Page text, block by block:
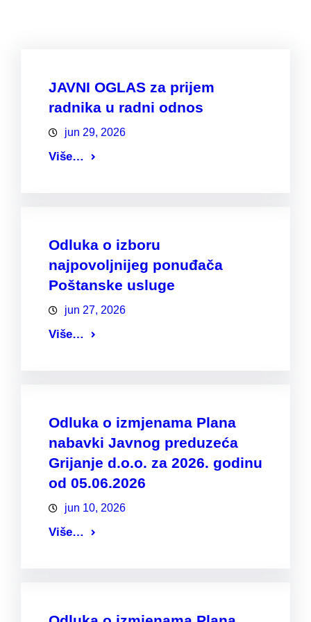
JAVNI OGLAS za prijem
radnika u radni odnos
jun 29, 2026
Više…
Odluka o izboru
najpovoljnijeg ponuđača
Poštanske usluge
jun 27, 2026
Više…
Odluka o izmjenama Plana
nabavki Javnog preduzeća
Grijanje d.o.o. za 2026. godinu
od 05.06.2026
jun 10, 2026
Više…